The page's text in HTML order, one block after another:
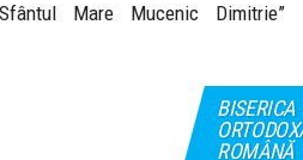
Mare Mucenic Dimitrie”
BISERICA
ROMÂNĂ